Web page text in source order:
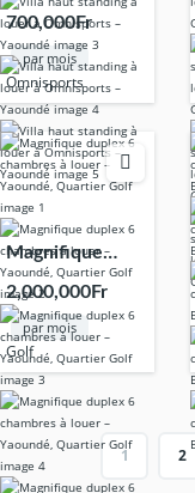
standing à louer
à Omnisports –
Yaoundé
700,000Fr
par mois
Omnisports
Magnifique
duplex 6
chambres à
louer – Yaoundé,
Quartier Golf
2,000,000Fr
par mois
Golf
1 2